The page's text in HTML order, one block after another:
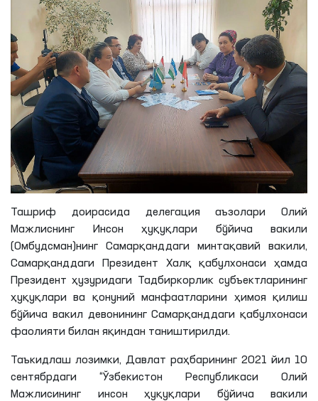
Ташриф доирасида делегация аъзолари Олий
Мажлиснинг Инсон ҳуқуқлари бўйича вакили
(Омбудсман)нинг Самарқанддаги минтақавий вакили,
Самарқанддаги Президент Халқ қабулхонаси ҳамда
Президент ҳузуридаги Тадбиркорлик субъектларининг
ҳуқуқлари ва қонуний манфаатларини ҳимоя қилиш
бўйича вакил девонининг Самарқанддаги қабулхонаси
фаолияти билан яқиндан таништирилди.
Таъкидлаш лозимки, Давлат раҳбарининг 2021 йил 10
сентябрдаги “Ўзбекистон Республикаси Олий
Мажлисининг инсон ҳуқуқлари бўйича вакили